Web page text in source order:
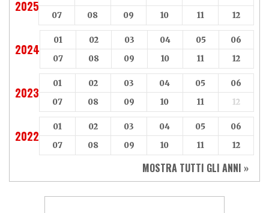
2025
07
08 09 10 11 12
2024
01 02 03 04 05
06
07
08 09 10 11 12
2023
01 02 03 04 05
06
07
08 09 10 11 12
2022
01 02 03 04 05
06
07
08 09 10 11 12
MOSTRA TUTTI GLI ANNI »